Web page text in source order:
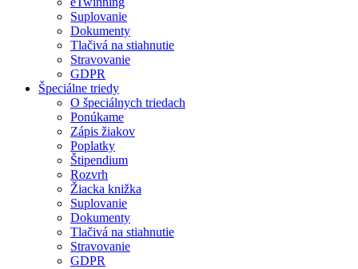
Suplovanie
Dokumenty
Tlačivá na stiahnutie
Stravovanie
GDPR
Špeciálne triedy
O špeciálnych triedach
Ponúkame
Zápis žiakov
Poplatky
Štipendium
Rozvrh
Žiacka knižka
Suplovanie
Dokumenty
Tlačivá na stiahnutie
Stravovanie
GDPR